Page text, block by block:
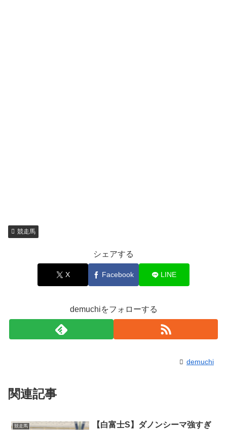
競走馬
シェアする
X Facebook LINE
demuchiをフォローする
demuchi
関連記事
競走馬
【白富士S】ダノンシーマ強すぎ